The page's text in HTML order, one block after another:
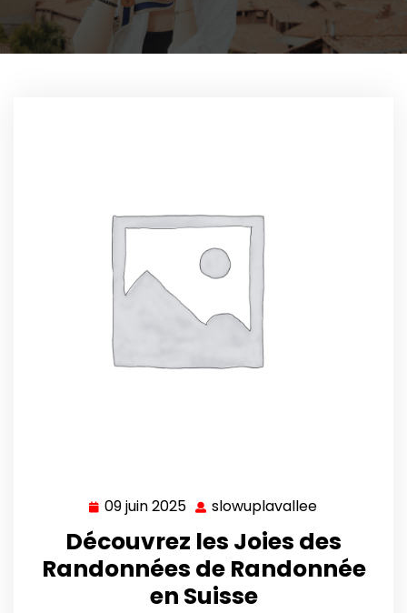
09 juin 2025 09
juin
2025
slowuplavallee
Découvrez les Joies des
Randonnées de Randonnée
en Suisse